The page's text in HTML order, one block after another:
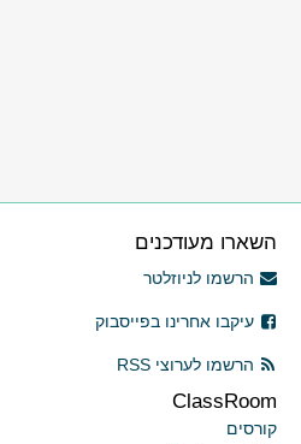
השארו מעודכנים
הרשמו לניוזלטר
עיקבו אחרינו בפייסבוק
הרשמו לערוצי RSS
ClassRoom
קורסים